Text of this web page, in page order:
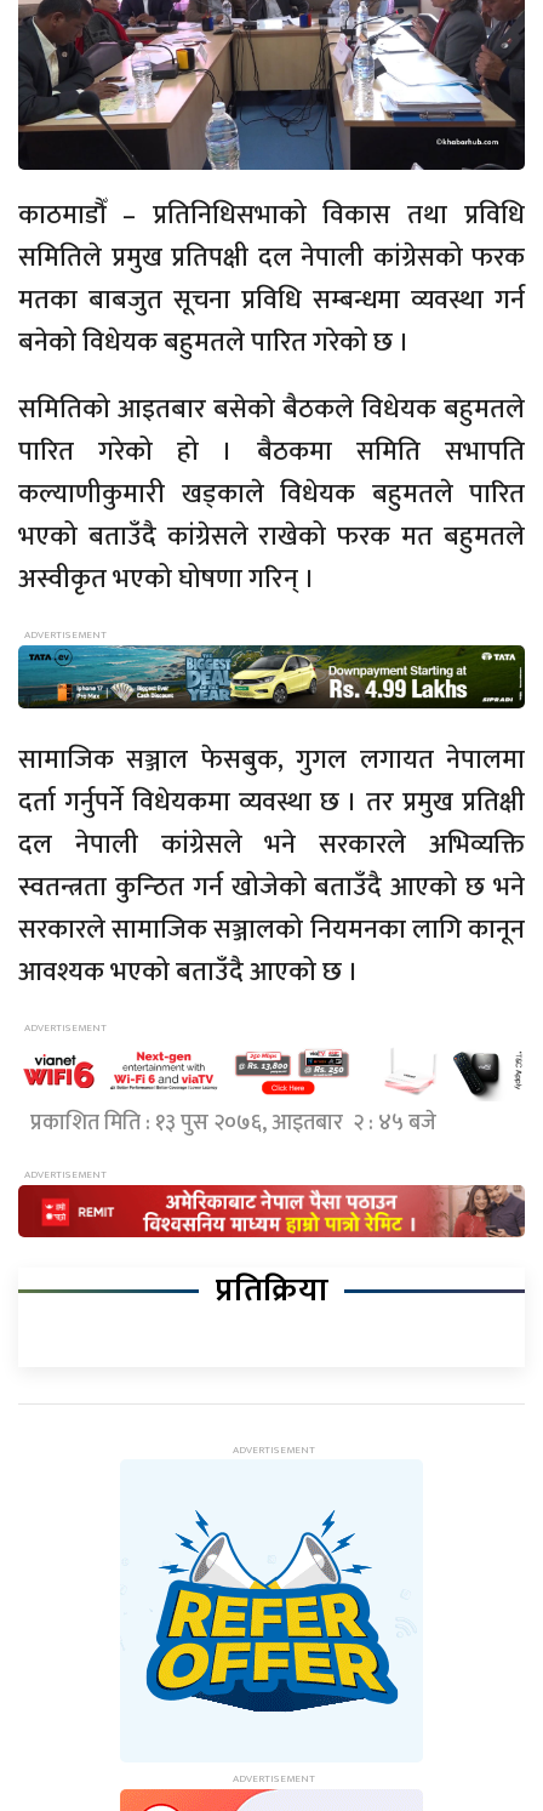
काठमाडौँ – प्रतिनिधिसभाको विकास तथा प्रविधि
समितिले प्रमुख प्रतिपक्षी दल नेपाली कांग्रेसको फरक
मतका बाबजुत सूचना प्रविधि सम्बन्धमा व्यवस्था गर्न
बनेको विधेयक बहुमतले पारित गरेको छ ।
समितिको आइतबार बसेको बैठकले विधेयक बहुमतले
पारित गरेको हो । बैठकमा समिति सभापति
कल्याणीकुमारी खड्काले विधेयक बहुमतले पारित
भएको बताउँदै कांग्रेसले राखेको फरक मत बहुमतले
अस्वीकृत भएको घोषणा गरिन् ।
सामाजिक सञ्जाल फेसबुक, गुगल लगायत नेपालमा
दर्ता गर्नुपर्ने विधेयकमा व्यवस्था छ । तर प्रमुख प्रतिक्षी
दल नेपाली कांग्रेसले भने सरकारले अभिव्यक्ति
स्वतन्त्रता कुन्ठित गर्न खोजेको बताउँदै आएको छ भने
सरकारले सामाजिक सञ्जालको नियमनका लागि कानून
आवश्यक भएको बताउँदै आएको छ ।
प्रकाशित मिति : १३ पुस २०७६, आइतबार २ : ४५ बजे
प्रतिक्रिया